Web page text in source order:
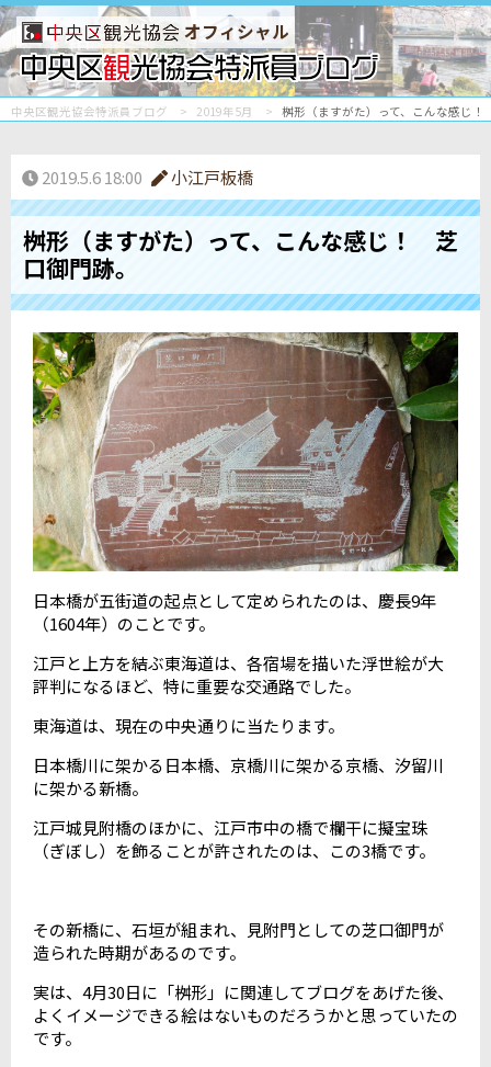
オフィシャル
中央区観光協会特派員ブログ 2019年5月 桝形（ますがた）って、こんな感じ
2019.5.6 18:00 小江戸板橋
桝形（ますがた）って、こんな感じ！ 芝
口御門跡。
日本橋が五街道の起点として定められたのは、慶長9年
（1604年）のことです。
江戸と上方を結ぶ東海道は、各宿場を描いた浮世絵が大
評判になるほど、特に重要な交通路でした。
東海道は、現在の中央通りに当たります。
日本橋川に架かる日本橋、京橋川に架かる京橋、汐留川
に架かる新橋。
江戸城見附橋のほかに、江戸市中の橋で欄干に擬宝珠
（ぎぼし）を飾ることが許されたのは、この3橋です。
その新橋に、石垣が組まれ、見附門としての芝口御門が
造られた時期があるのです。
実は、4月30日に「桝形」に関連してブログをあげた後、
よくイメージできる絵はないものだろうかと思っていたの
です。